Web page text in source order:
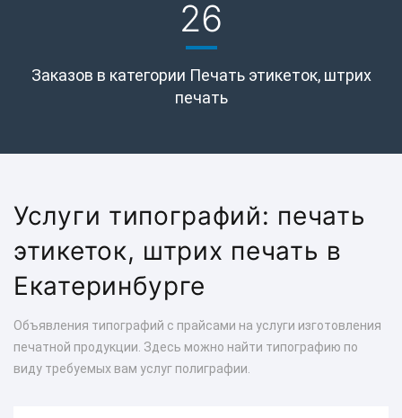
26
Заказов в категории Печать этикеток, штрих
печать
Услуги типографий: печать
этикеток, штрих печать в
Екатеринбурге
Объявления типографий с прайсами на услуги изготовления
печатной продукции. Здесь можно найти типографию по
виду требуемых вам услуг полиграфии.